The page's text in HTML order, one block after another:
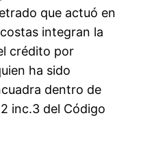
que actuó en
integran la
crédito por
ha sido
dentro de
inc.3 del Código